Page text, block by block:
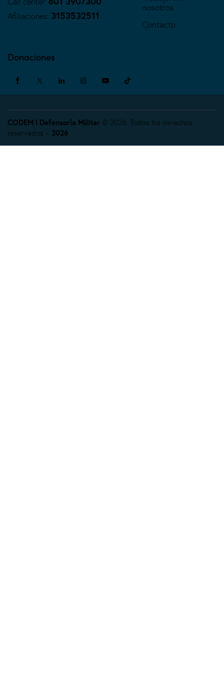
Afiliaciones: 3153532511
nosotros
Contacto
Donaciones
CODEM I Defensoría Militar © 2026. Todos los derechos
reservados – 2026